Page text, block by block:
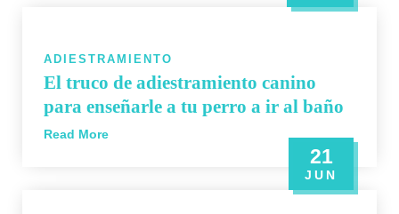
ADIESTRAMIENTO
El truco de adiestramiento canino
para enseñarle a tu perro a ir al baño
Read More
21
JUN